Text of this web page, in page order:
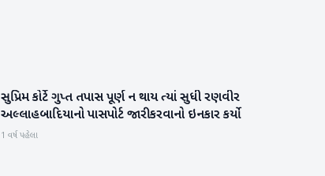
મનોરંજન
સુપ્રિમ કોર્ટે ગુપ્ત તપાસ પૂર્ણ ન થાય ત્યાં સુધી રણવીર
અલ્લાહબાદિયાનો પાસપોર્ટ જારી કરવાનો ઇનકાર કર્યો
1 વર્ષ પહેલા